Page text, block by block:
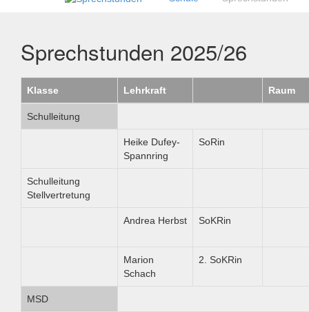
Sprechstunden 2025/26
Klasse Lehrkraft Raum
Schulleitung
Heike Dufey-
Spannring
SoRin
Schulleitung
Stellvertretung
Andrea Herbst SoKRin
Marion
Schach
2. SoKRin
MSD